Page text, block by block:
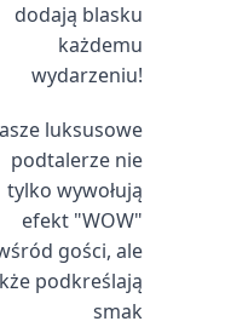
dodają blasku
każdemu
wydarzeniu!
luksusowe
podtalerze nie
tylko wywołują
efekt "WOW"
gości, ale
podkreślają
smak